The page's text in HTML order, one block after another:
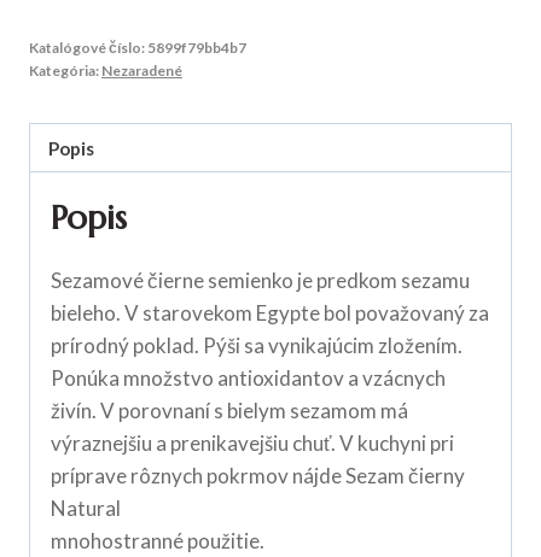
Katalógové číslo: 5899f79bb4b7
Kategória: Nezaradené
Popis
Popis
Sezamové čierne semienko je predkom sezamu
bieleho. V starovekom Egypte bol považovaný za
prírodný poklad. Pýši sa vynikajúcim zložením.
Ponúka množstvo antioxidantov a vzácnych
živín. V porovnaní s bielym sezamom má
výraznejšiu a prenikavejšiu chuť. V kuchyni pri
príprave rôznych pokrmov nájde Sezam čierny
Natural
mnohostranné použitie.